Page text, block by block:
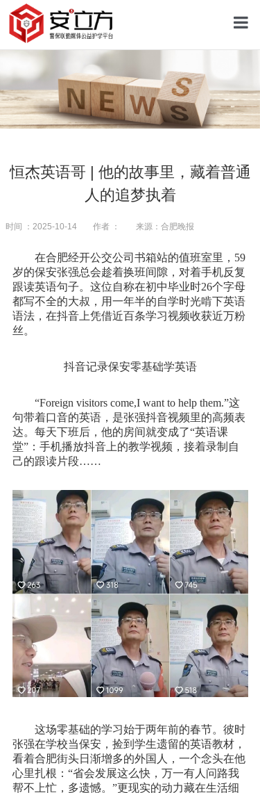
恒杰英语哥 | 他的故事里，藏着普通
人的追梦执着
时间 ：2025-10-14 作者 ： 来源：合肥晚报
在合肥经开公交公司书箱站的值班室里，59
岁的保安张强总会趁着换班间隙，对着手机反复
跟读英语句子。这位自称在初中毕业时26个字母
都写不全的大叔，用一年半的自学时光啃下英语
语法，在抖音上凭借近百条学习视频收获近万粉
丝。
抖音记录保安零基础学英语
“Foreign visitors come,I want to help them.”这
句带着口音的英语，是张强抖音视频里的高频表
达。每天下班后，他的房间就变成了“英语课
堂”：手机播放抖音上的教学视频，接着录制自
己的跟读片段……
这场零基础的学习始于两年前的春节。彼时
张强在学校当保安，捡到学生遗留的英语教材，
看着合肥街头日渐增多的外国人，一个念头在他
心里扎根：“省会发展这么快，万一有人问路我
帮不上忙，多遗憾。”更现实的动力藏在生活细